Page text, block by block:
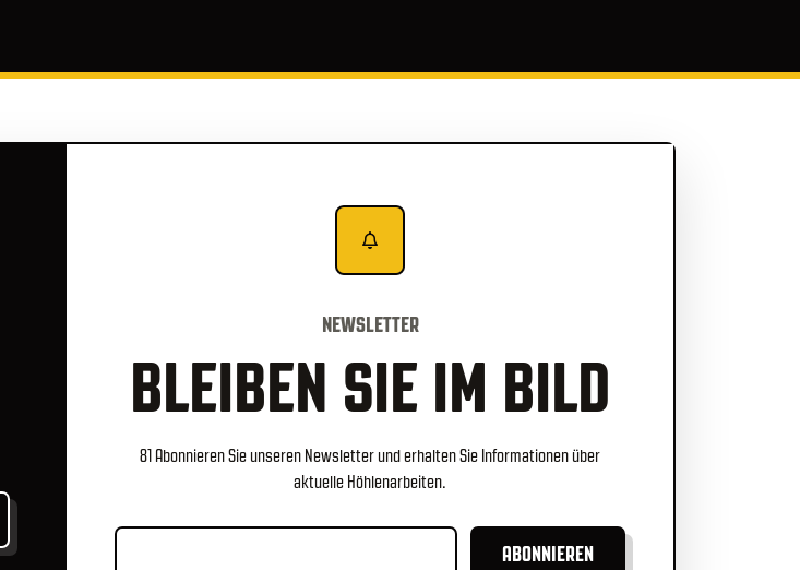
NEWSLETTER
BLEIBEN SIE IM BILD
81 Abonnieren Sie unseren Newsletter und erhalten Sie Informationen über
aktuelle Höhlenarbeiten.
ABONNIEREN